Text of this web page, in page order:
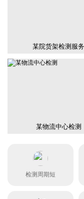
某院货架检测服务
某物流中心检测
检测周期短